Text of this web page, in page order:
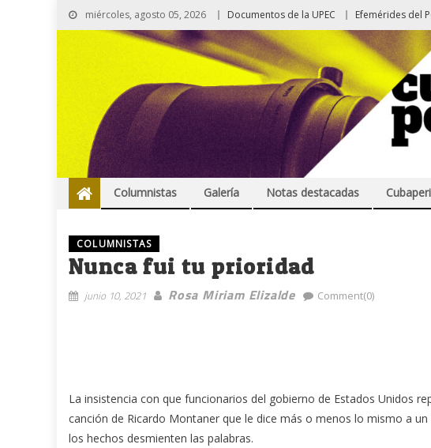
miércoles, agosto 05, 2026 Documentos de la UPEC Efemérides del
Columnistas Galería Notas destacadas
COLUMNISTAS
Nunca fui tu prioridad
junio 10, 2021 Rosa Miriam Elizalde Comment(0)
La insistencia con que funcionarios del gobierno de Estados Unidos
canción de Ricardo Montaner que le dice más o menos lo mismo a
los hechos desmienten las palabras.